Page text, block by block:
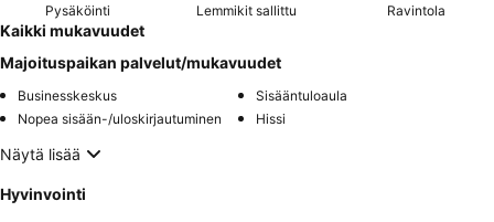
Pysäköinti Lemmikit sallittu Ravintola
Kaikki mukavuudet
Majoituspaikan palvelut/mukavuudet
Businesskeskus
Sisääntuloaula
Nopea sisään-/uloskirjautuminen
Hissi
Näytä lisää
Hyvinvointi